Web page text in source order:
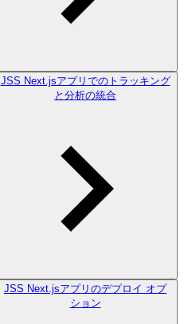
JSS Next.jsアプリでのトラッキング
と分析の統合
JSS Next.jsアプリのデプロイ オプ
ション